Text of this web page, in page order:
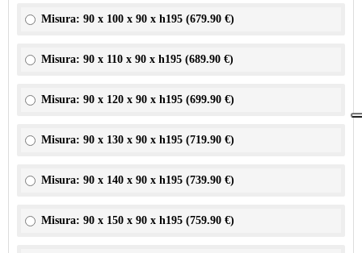
Misura: 90 x 100 x 90 x h195 (679.90 €)
Misura: 90 x 110 x 90 x h195 (689.90 €)
Misura: 90 x 120 x 90 x h195 (699.90 €)
Misura: 90 x 130 x 90 x h195 (719.90 €)
Misura: 90 x 140 x 90 x h195 (739.90 €)
Misura: 90 x 150 x 90 x h195 (759.90 €)